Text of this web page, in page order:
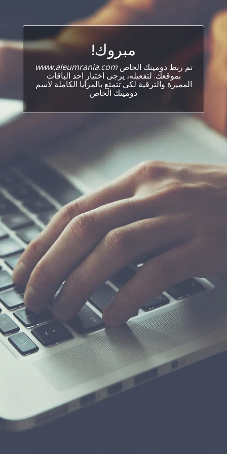
مبروك!
تم ربط دومينك الخاصwww.aleumrania.com
بموقعك. لتفعيله، يرجى اختيار احد الباقات
المميزة والترقية لكي تتمتع بالمزايا الكاملة لاسم
دومينك الخاص